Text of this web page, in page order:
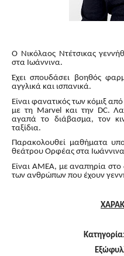
Ο Νικόλαος Ντέτσικας
στα Ιωάννινα.
Έχει σπουδάσει βοηθός
αγγλικά και ισπανικά.
Είναι φανατικός των κόμιξ
με τη Marvel και την DC.
αγαπά το διάβασμα, τον
ταξίδια.
Παρακολουθεί μαθήματα
θεάτρου Ορφέας στα
Είναι ΑΜΕΑ, με αναπηρία στο
των ανθρώπων που έχουν